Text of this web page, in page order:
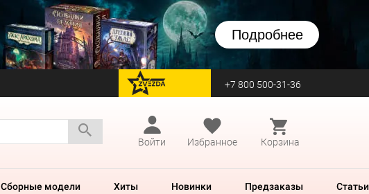
Подробнее
перейти на Zvezda +7 800 500-31-36
Войти
Избранное Корзина
Сборные модели Хиты Новинки Предзаказы Статьи